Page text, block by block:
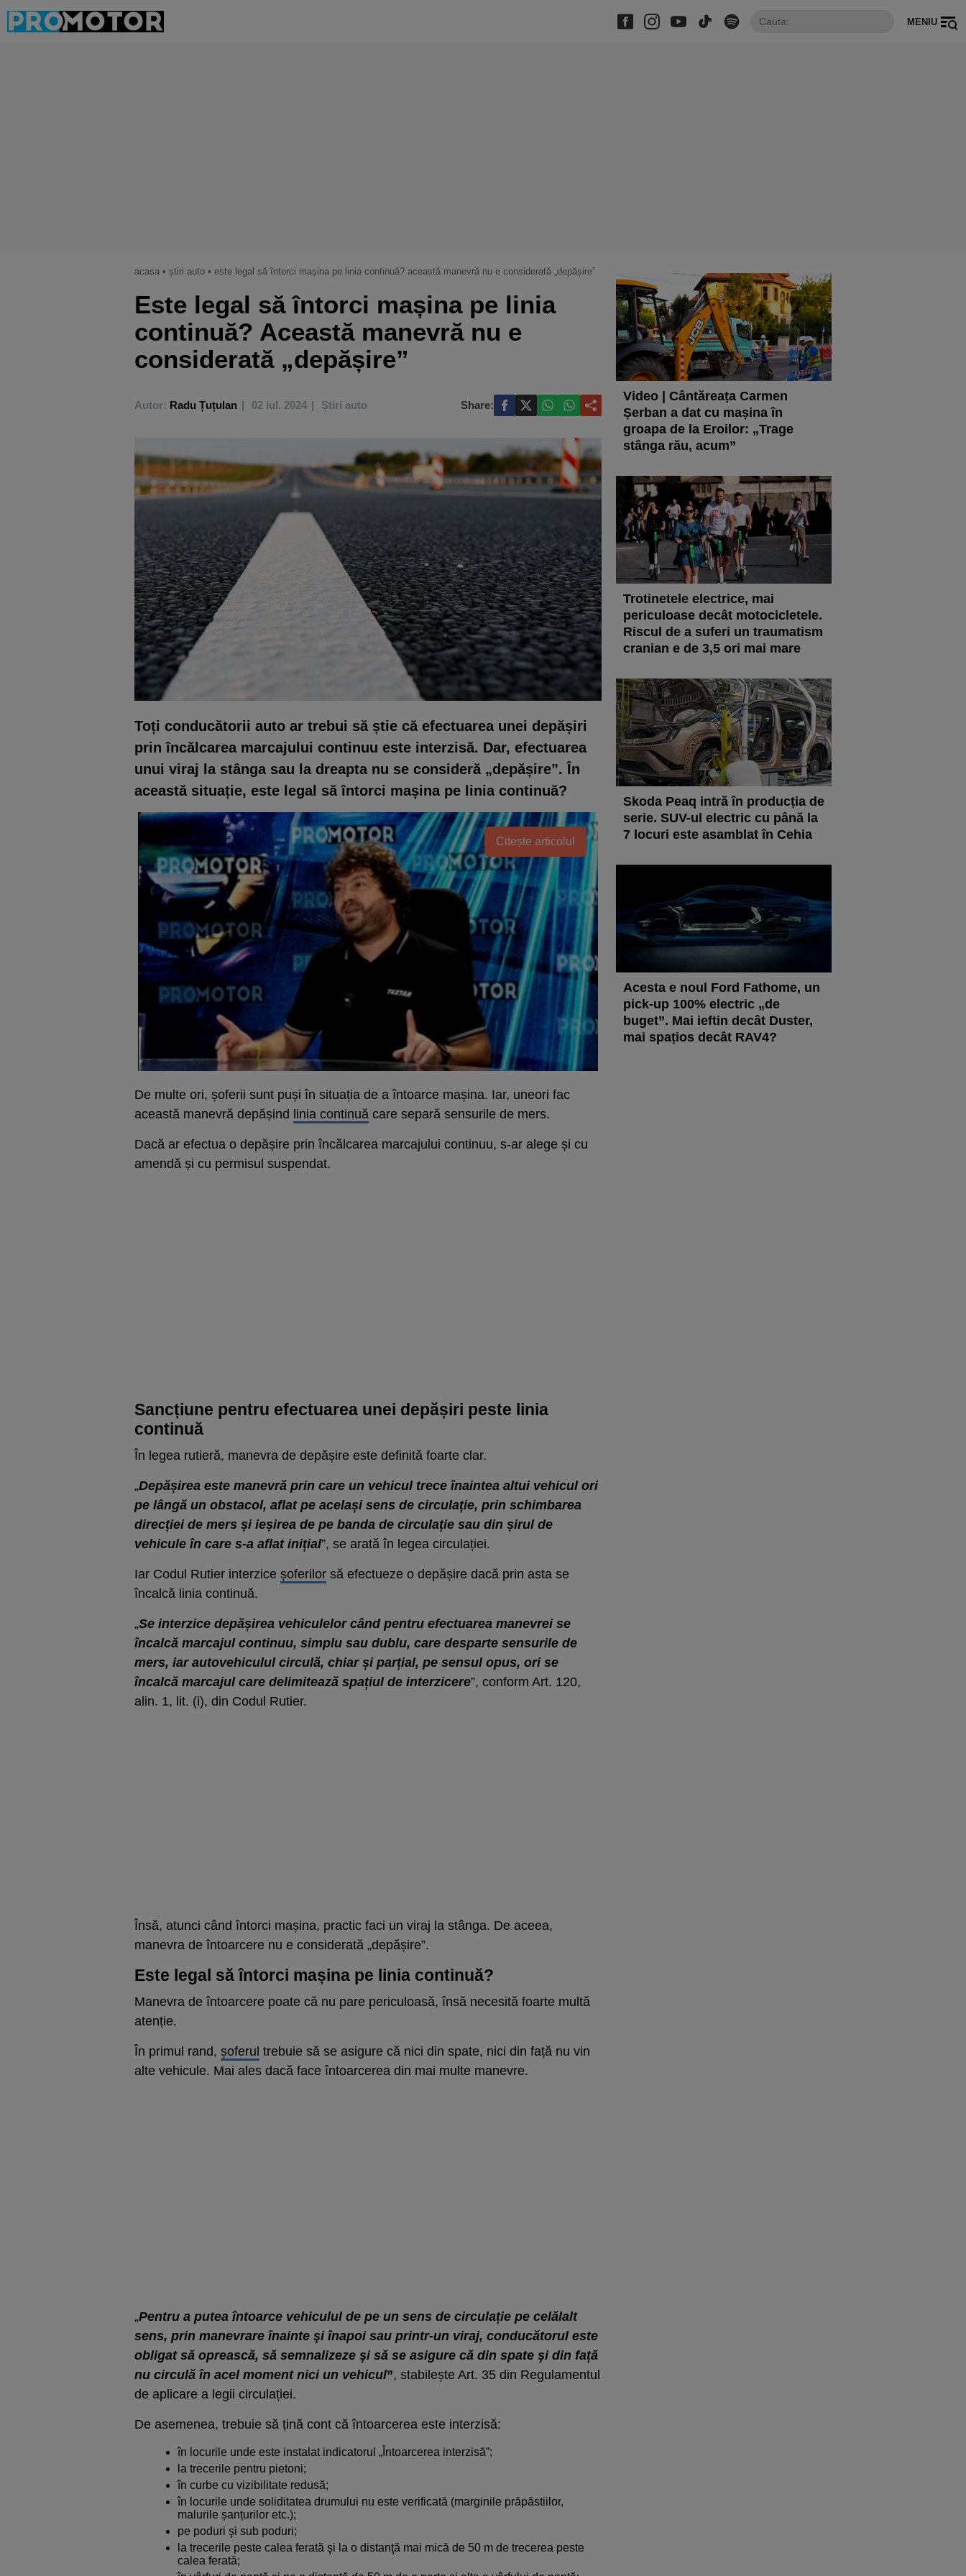
MENIU
acasa • știri auto • este legal să întorci mașina pe linia continuă? această manevră nu e considerată „depășire”
Este legal să întorci mașina pe linia
continuă? Această manevră nu e
considerată „depășire”
Autor: Radu Țuțulan 02 iul. 2024 Știri auto Share:
Toți conducătorii auto ar trebui să știe că efectuarea unei depășiri
prin încălcarea marcajului continuu este interzisă. Dar, efectuarea
unui viraj la stânga sau la dreapta nu se consideră „depășire”. În
această situație, este legal să întorci mașina pe linia continuă?
Citește articolul
De multe ori, șoferii sunt puși în situația de a întoarce mașina. Iar, uneori fac
această manevră depășind linia continuă care separă sensurile de mers.
Dacă ar efectua o depășire prin încălcarea marcajului continuu, s-ar alege și cu
amendă și cu permisul suspendat.
Sancțiune pentru efectuarea unei depășiri peste linia
continuă
În legea rutieră, manevra de depășire este definită foarte clar.
„Depășirea este manevră prin care un vehicul trece înaintea altui vehicul ori
pe lângă un obstacol, aflat pe același sens de circulație, prin schimbarea
direcției de mers și ieșirea de pe banda de circulație sau din șirul de
vehicule în care s-a aflat inițial”, se arată în legea circulației.
Iar Codul Rutier interzice șoferilor să efectueze o depășire dacă prin asta se
încalcă linia continuă.
„Se interzice depășirea vehiculelor când pentru efectuarea manevrei se
încalcă marcajul continuu, simplu sau dublu, care desparte sensurile de
mers, iar autovehiculul circulă, chiar și parțial, pe sensul opus, ori se
încalcă marcajul care delimitează spațiul de interzicere”, conform Art. 120,
alin. 1, lit. (i), din Codul Rutier.
Însă, atunci când întorci mașina, practic faci un viraj la stânga. De aceea,
manevra de întoarcere nu e considerată „depășire”.
Este legal să întorci mașina pe linia continuă?
Manevra de întoarcere poate că nu pare periculoasă, însă necesită foarte multă
atenție.
În primul rand, șoferul trebuie să se asigure că nici din spate, nici din față nu vin
alte vehicule. Mai ales dacă face întoarcerea din mai multe manevre.
„Pentru a putea întoarce vehiculul de pe un sens de circulație pe celălalt
sens, prin manevrare înainte şi înapoi sau printr-un viraj, conducătorul este
obligat să oprească, să semnalizeze şi să se asigure că din spate şi din față
nu circulă în acel moment nici un vehicul”, stabilește Art. 35 din Regulamentul
de aplicare a legii circulației.
De asemenea, trebuie să țină cont că întoarcerea este interzisă:
în locurile unde este instalat indicatorul „Întoarcerea interzisă”;
la trecerile pentru pietoni;
în curbe cu vizibilitate redusă;
în locurile unde soliditatea drumului nu este verificată (marginile prăpăstiilor,
malurile șanțurilor etc.);
pe poduri şi sub poduri;
la trecerile peste calea ferată şi la o distanţă mai mică de 50 m de trecerea peste
calea ferată;
Video | Cântăreața Carmen
Șerban a dat cu mașina în
groapa de la Eroilor: „Trage
stânga rău, acum”
Trotinetele electrice, mai
periculoase decât motocicletele.
Riscul de a suferi un traumatism
cranian e de 3,5 ori mai mare
Skoda Peaq intră în producția de
serie. SUV-ul electric cu până la
7 locuri este asamblat în Cehia
Acesta e noul Ford Fathome, un
pick-up 100% electric „de
buget”. Mai ieftin decât Duster,
mai spațios decât RAV4?